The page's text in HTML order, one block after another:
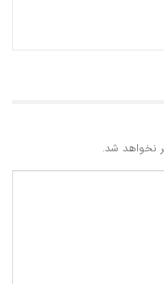
نخواهد شد.